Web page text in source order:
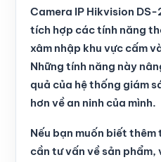
Camera IP Hikvision
tích hợp các tính năng
xâm nhập khu vực cấm
Những tính năng này
quả của hệ thống giám
hơn về an ninh của mình.
Nếu bạn muốn biết
cần tư vấn về sản phẩm,